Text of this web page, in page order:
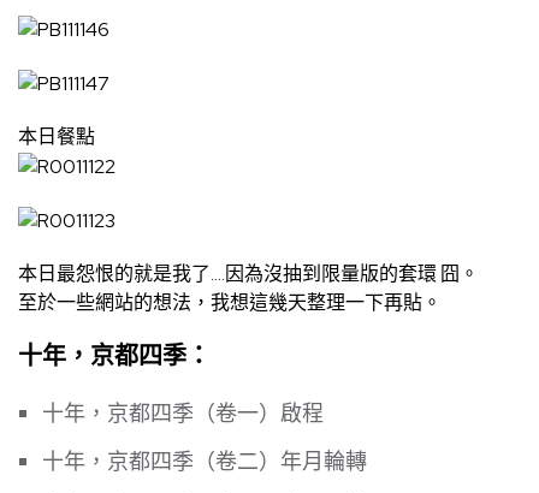
本日餐點
本日最怨恨的就是我了….因為沒抽到限量版的套環 囧。
至於一些網站的想法，我想這幾天整理一下再貼。
十年，京都四季：
十年，京都四季（卷一）啟程
十年，京都四季（卷二）年月輪轉